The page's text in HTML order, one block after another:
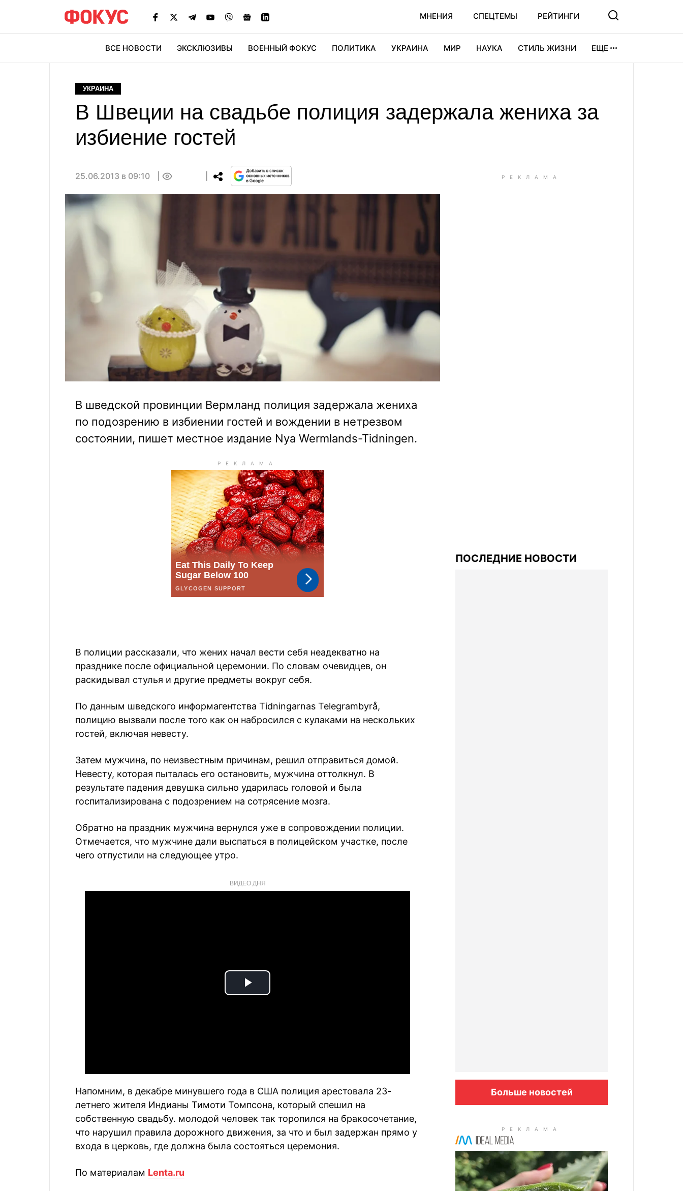
МНЕНИЯ СПЕЦТЕМЫ РЕЙТИНГИ
ВСЕ НОВОСТИ ЭКСКЛЮЗИВЫ ВОЕННЫЙ ФОКУС ПОЛИТИКА УКРАИНА МИР НАУКА СТИЛЬ ЖИЗНИ ЕЩЕ
УКРАИНА
В Швеции на свадьбе полиция задержала жениха за
избиение гостей
25.06.2013 в 09:10
В шведской провинции Вермланд полиция задержала жениха
по подозрению в избиении гостей и вождении в нетрезвом
состоянии, пишет местное издание Nya Wermlands-Tidningen.
В полиции рассказали, что жених начал вести себя неадекватно на
празднике после официальной церемонии. По словам очевидцев, он
раскидывал стулья и другие предметы вокруг себя.
По данным шведского информагентства Tidningarnas Telegrambyrå,
полицию вызвали после того как он набросился с кулаками на нескольких
гостей, включая невесту.
Затем мужчина, по неизвестным причинам, решил отправиться домой.
Невесту, которая пыталась его остановить, мужчина оттолкнул. В
результате падения девушка сильно ударилась головой и была
госпитализирована с подозрением на сотрясение мозга.
Обратно на праздник мужчина вернулся уже в сопровождении полиции.
Отмечается, что мужчине дали выспаться в полицейском участке, после
чего отпустили на следующее утро.
ВИДЕО ДНЯ
Play
Напомним, в декабре минувшего года в США полиция арестовала 23-
летнего жителя Индианы Тимоти Томпсона, который спешил на
собственную свадьбу. молодой человек так торопился на бракосочетание,
что нарушил правила дорожного движения, за что и был задержан прямо у
входа в церковь, где должна была состояться церемония.
По материалам Lenta.ru
ПОСЛЕДНИЕ НОВОСТИ
Больше новостей